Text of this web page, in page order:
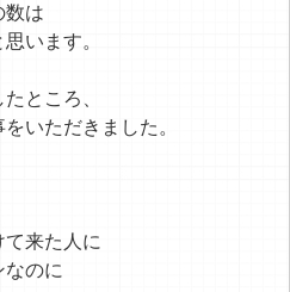
数は
います。
ところ、
いただきました。
来た人に
のに